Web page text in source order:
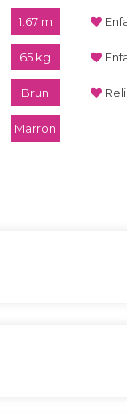
1.67 m
65 kg
Brun
Marron